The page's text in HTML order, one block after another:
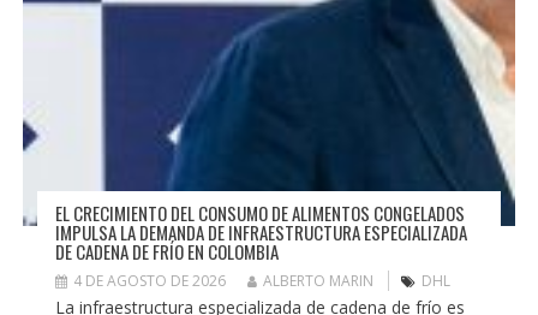
EL CRECIMIENTO DEL CONSUMO DE ALIMENTOS CONGELADOS
IMPULSA LA DEMANDA DE INFRAESTRUCTURA ESPECIALIZADA
DE CADENA DE FRÍO EN COLOMBIA
4 DE AGOSTO DE 2026 ALBERTO MARIN DHL
La infraestructura especializada de cadena de frío es